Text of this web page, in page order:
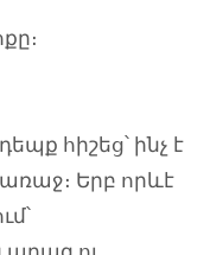
հիշեց՝ ինչ է
առաջ։ Երբ որևէ